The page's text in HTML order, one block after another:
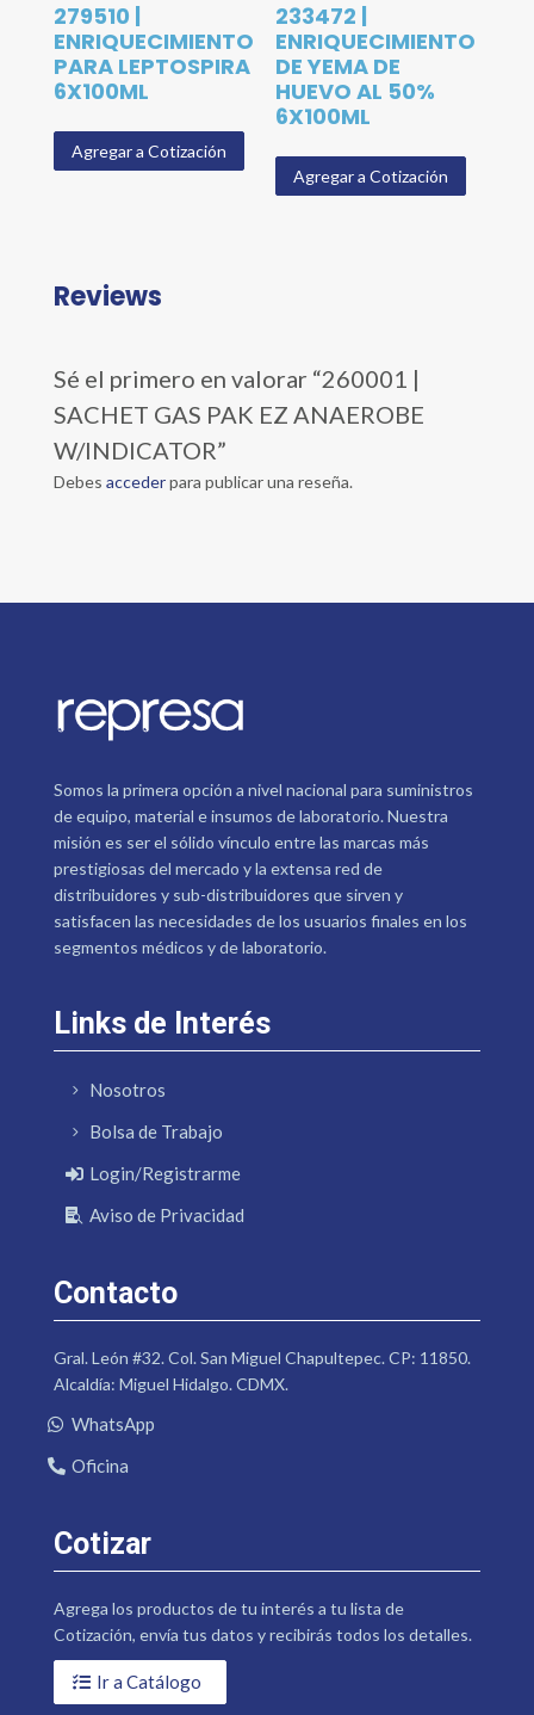
279510 |
ENRIQUECIMIENTO
PARA LEPTOSPIRA
6X100ML
Agregar a Cotización
233472 |
ENRIQUECIMIENTO
DE YEMA DE
HUEVO AL 50%
6X100ML
Agregar a Cotización
Reviews
Sé el primero en valorar “260001 |
SACHET GAS PAK EZ ANAEROBE
W/INDICATOR”
Debes accederpara publicar una reseña.
Somos la primera opción a nivel nacional para suministros
de equipo, material e insumos de laboratorio. Nuestra
misión es ser el sólido vínculo entre las marcas más
prestigiosas del mercado y la extensa red de
distribuidores y sub-distribuidores que sirven y
satisfacen las necesidades de los usuarios finales en los
segmentos médicos y de laboratorio.
Links de Interés
Nosotros
Bolsa de Trabajo
Login/Registrarme
Aviso de Privacidad
Contacto
Gral. León #32. Col. San Miguel Chapultepec. CP: 11850.
Alcaldía: Miguel Hidalgo. CDMX.
WhatsApp
Oficina
Cotizar
Agrega los productos de tu interés a tu lista de
Cotización, envía tus datos y recibirás todos los detalles.
Ir a Catálogo